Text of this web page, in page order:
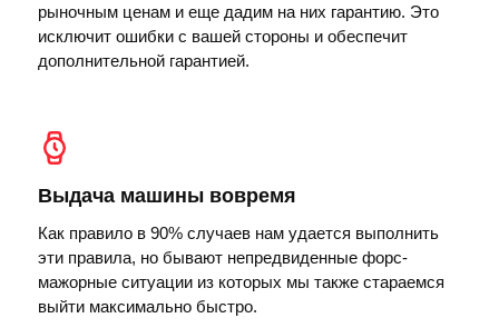
рыночным ценам и еще дадим на них гарантию. Это
исключит ошибки с вашей стороны и обеспечит
дополнительной гарантией.
Выдача машины вовремя
Как правило в 90% случаев нам удается выполнить
эти правила, но бывают непредвиденные форс-
мажорные ситуации из которых мы также стараемся
выйти максимально быстро.